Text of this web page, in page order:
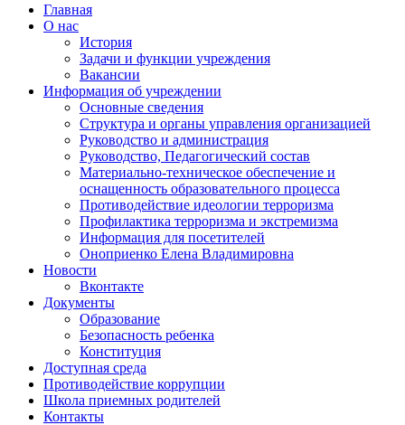
Главная
О нас
История
Задачи и функции учреждения
Вакансии
Информация об учреждении
Основные сведения
Структура и органы управления организацией
Руководство и администрация
Руководство, Педагогический состав
Материально-техническое обеспечение и
оснащенность образовательного процесса
Противодействие идеологии терроризма
Профилактика терроризма и экстремизма
Информация для посетителей
Оноприенко Елена Владимировна
Новости
Вконтакте
Документы
Образование
Безопасность ребенка
Конституция
Доступная среда
Противодействие коррупции
Школа приемных родителей
Контакты